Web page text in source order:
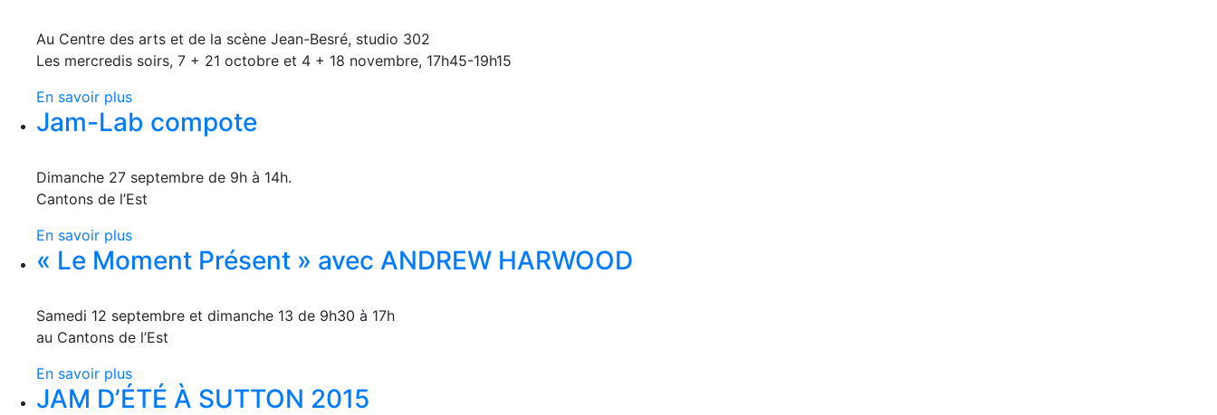
Au Centre des arts et de la scène Jean-Besré, studio 302
Les mercredis soirs, 7 + 21 octobre et 4 + 18 novembre, 17h45-19h15
En savoir plus
Jam-Lab compote
Dimanche 27 septembre de 9h à 14h.
Cantons de l’Est
En savoir plus
« Le Moment Présent » avec ANDREW HARWOOD
Samedi 12 septembre et dimanche 13 de 9h30 à 17h
au Cantons de l’Est
En savoir plus
JAM D’ÉTÉ À SUTTON 2015